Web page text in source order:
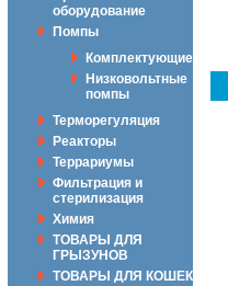
оборудование
Помпы
Комплектующие
Низковольтные
помпы
Терморегуляция
Реакторы
Террариумы
Фильтрация и
стерилизация
Химия
ТОВАРЫ ДЛЯ
ГРЫЗУНОВ
ТОВАРЫ ДЛЯ КОШЕК